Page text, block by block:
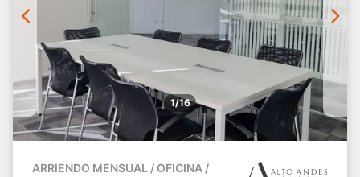
1/16
ARRIENDO MENSUAL / OFICINA /